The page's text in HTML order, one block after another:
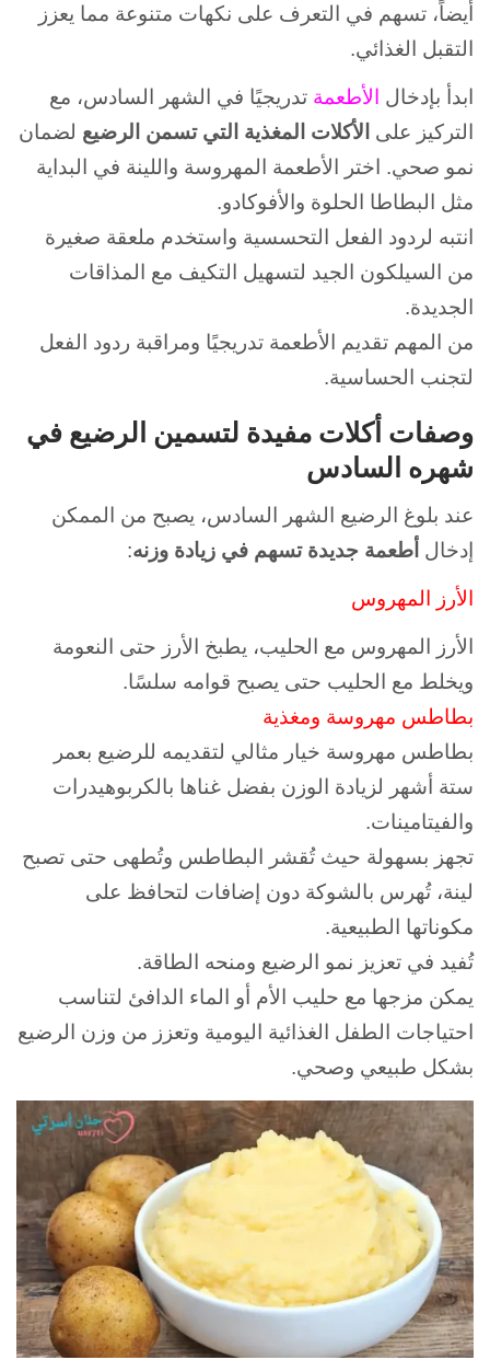
أيضاً، تسهم في التعرف على نكهات متنوعة مما يعزز
التقبل الغذائي.
ابدأ بإدخال الأطعمة تدريجيًا في الشهر السادس، مع
التركيز على الأكلات المغذية التي تسمن الرضيع لضمان
نمو صحي. اختر الأطعمة المهروسة واللينة في البداية
مثل البطاطا الحلوة والأفوكادو.
انتبه لردود الفعل التحسسية واستخدم ملعقة صغيرة
من السيلكون الجيد لتسهيل التكيف مع المذاقات
الجديدة.
من المهم تقديم الأطعمة تدريجيًا ومراقبة ردود الفعل
لتجنب الحساسية.
وصفات أكلات مفيدة لتسمين الرضيع في
شهره السادس
عند بلوغ الرضيع الشهر السادس، يصبح من الممكن
إدخال أطعمة جديدة تسهم في زيادة وزنه:
الأرز المهروس
الأرز المهروس مع الحليب، يطبخ الأرز حتى النعومة
ويخلط مع الحليب حتى يصبح قوامه سلسًا.
بطاطس مهروسة ومغذية
بطاطس مهروسة خيار مثالي لتقديمه للرضيع بعمر
ستة أشهر لزيادة الوزن بفضل غناها بالكربوهيدرات
والفيتامينات.
تجهز بسهولة حيث تُقشر البطاطس وتُطهى حتى تصبح
لينة، تُهرس بالشوكة دون إضافات لتحافظ على
مكوناتها الطبيعية.
تُفيد في تعزيز نمو الرضيع ومنحه الطاقة.
يمكن مزجها مع حليب الأم أو الماء الدافئ لتناسب
احتياجات الطفل الغذائية اليومية وتعزز من وزن الرضيع
بشكل طبيعي وصحي.